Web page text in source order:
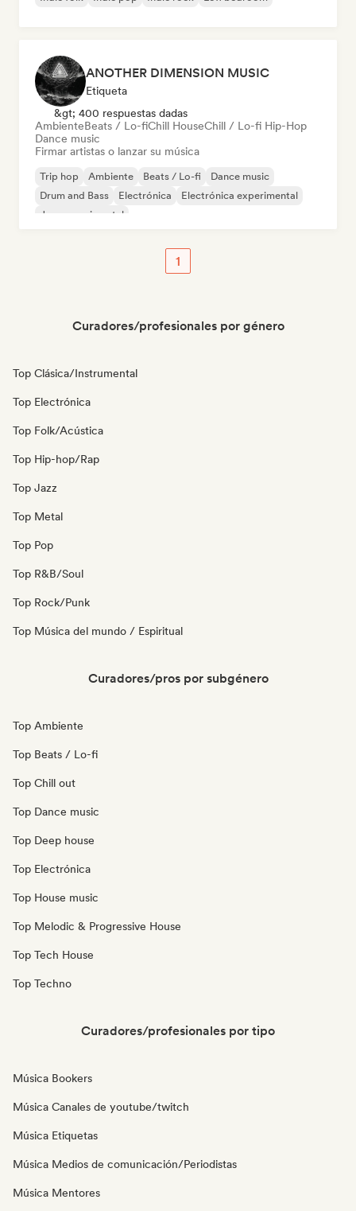
ANOTHER DIMENSION MUSIC
Etiqueta
&gt; 400 respuestas dadas
AmbienteBeats / Lo-fiChill HouseChill / Lo-fi Hip-Hop
Dance music
Firmar artistas o lanzar su música
Trip hop Ambiente Beats / Lo-fi
Dance music
Drum and Bass
Electrónica
Electrónica experimental
Jazz experimental
1
Curadores/profesionales por género
Top Clásica/Instrumental
Top Electrónica
Top Folk/Acústica
Top Hip-hop/Rap
Top Jazz
Top Metal
Top Pop
Top R&B/Soul
Top Rock/Punk
Top Música del mundo / Espiritual
Curadores/pros por subgénero
Top Ambiente
Top Beats / Lo-fi
Top Chill out
Top Dance music
Top Deep house
Top Electrónica
Top House music
Top Melodic & Progressive House
Top Tech House
Top Techno
Curadores/profesionales por tipo
Música Bookers
Música Canales de youtube/twitch
Música Etiquetas
Música Medios de comunicación/Periodistas
Música Mentores